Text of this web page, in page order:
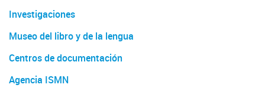
Investigaciones
Museo del libro y de la lengua
Centros de documentación
Agencia ISMN